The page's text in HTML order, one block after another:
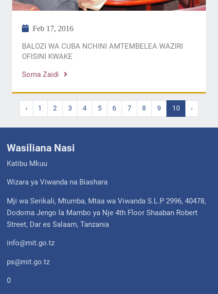
Feb 17, 2016
BALOZI WA CUBA NCHINI AMTEMBELEA WAZIRI
OFISINI KWAKE
Soma Zaidi
‹ 1 2 3 4 5 6 7 8 9 10 ›
Wasiliana Nasi
Katibu Mkuu
Wizara ya Viwanda na Biashara
Mji wa Serikali, Mtumba, Mtaa wa Viwanda S.L.P 2996, 40478,
Dodoma Jengo la Mambo ya Nje 4th Floor Shaaban Robert
Street, Dar es Salaam, Tanzania
info@mit.go.tz
ps@mit.go.tz
0